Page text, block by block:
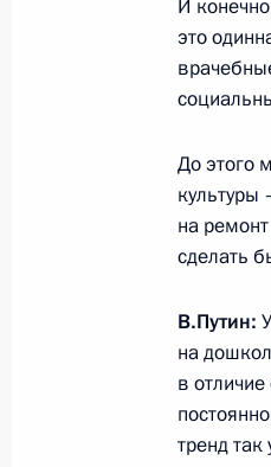
30
29
И
это
До этого
культуры
на
сделать
В.Путин:
на
в
тренд так